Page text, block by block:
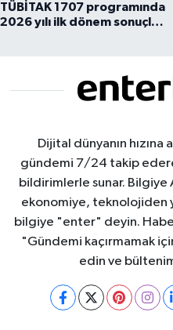
TÜBİTAK 1707 programında
2026 yılı ilk dönem sonuçları
Dijital dünyanın
gündemi 7/24 takip
bildirimlerle sunar. Bilgiye
ekonomiye, teknolojiden
bilgiye "enter" deyin.
"Gündemi kaçırmamak
edin ve